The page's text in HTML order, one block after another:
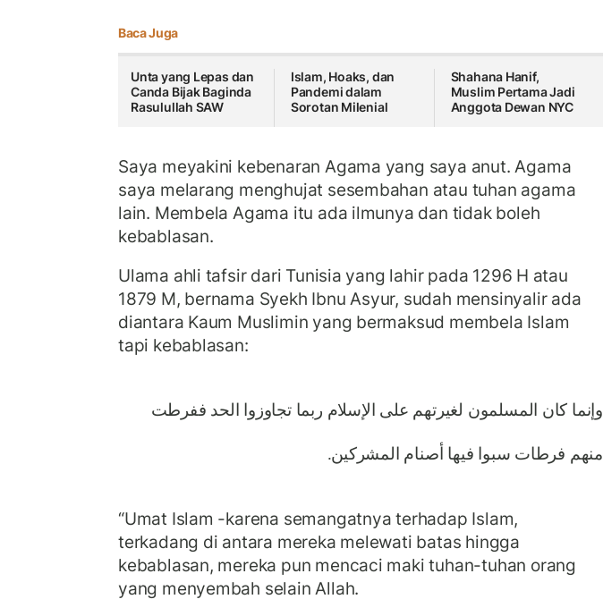
Baca Juga
Unta yang Lepas dan
Canda Bijak Baginda
Rasulullah SAW
Islam, Hoaks, dan
Pandemi dalam
Sorotan Milenial
Shahana Hanif,
Muslim Pertama Jadi
Anggota Dewan NYC
Saya meyakini kebenaran Agama yang saya anut. Agama
saya melarang menghujat sesembahan atau tuhan agama
lain. Membela Agama itu ada ilmunya dan tidak boleh
kebablasan.
Ulama ahli tafsir dari Tunisia yang lahir pada 1296 H atau
1879 M, bernama Syekh Ibnu Asyur, sudah mensinyalir ada
diantara Kaum Muslimin yang bermaksud membela Islam
tapi kebablasan:
ﻭﺇﻧﻤﺎ ﻛﺎﻥ اﻟﻤﺴﻠﻤﻮﻥ ﻟﻐﻴﺮﺗﻬﻢ ﻋﻠﻰ اﻹﺳﻼﻡ ﺭﺑﻤﺎ ﺗﺠﺎﻭﺯﻭا اﻟﺤﺪ ﻓﻔﺮﻃﺖ
ﻣﻨﻬﻢ ﻓﺮﻃﺎﺕ ﺳﺒﻮا ﻓﻴﻬﺎ ﺃﺻﻨﺎﻡ اﻟﻤﺸﺮﻛﻴﻦ.
“Umat Islam -karena semangatnya terhadap Islam,
terkadang di antara mereka melewati batas hingga
kebablasan, mereka pun mencaci maki tuhan-tuhan orang
yang menyembah selain Allah.